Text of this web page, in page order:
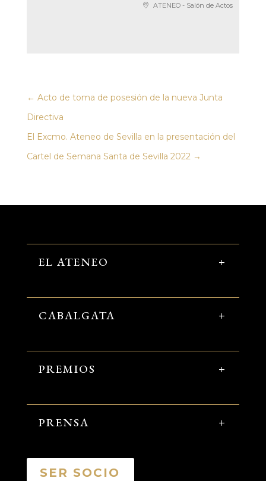
ATENEO - Salón de Actos
← Acto de toma de posesión de la nueva Junta
Directiva
El Excmo. Ateneo de Sevilla en la presentación del
Cartel de Semana Santa de Sevilla 2022→
EL ATENEO
CABALGATA
PREMIOS
PRENSA
SER SOCIO